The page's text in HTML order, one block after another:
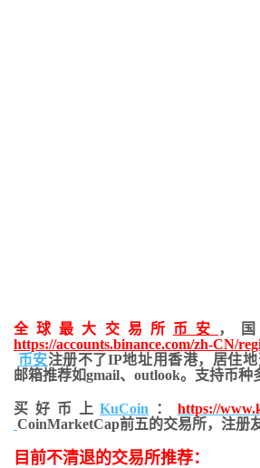
全球最大交易所 币安
，
https://accounts.binance.com/zh-CN/
币安注册不了IP地址用香港，居住地
邮箱推荐如gmail、outlook。支持币种
买好币上KuCoin ：https://
CoinMarketCap前五的交易所，注册
目前不清退的交易所推荐：